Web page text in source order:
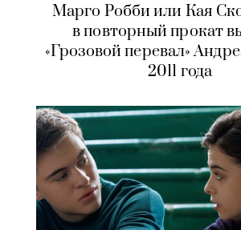
Марго Робби или Кая
в повторный прокат
«Грозовой перевал»
2011 года